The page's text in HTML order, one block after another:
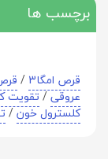
برچسب ها
قرص امگا3 / قرص
عروقی/تقویت
کلسترول خون/